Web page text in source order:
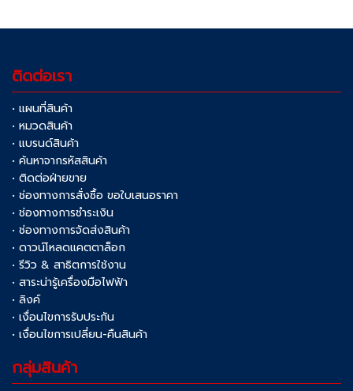
ติดต่อเรา
• แผนที่สินค้า
• หมวดสินค้า
• แบรนด์สินค้า
• ค้นหาจากรหัสสินค้า
• ติดต่อฝ่ายขาย
• ช่องทางการสั่งซื้อ ขอใบเสนอราคา
• ช่องทางการชำระเงิน
• ช่องทางการจัดส่งสินค้า
• ดาวน์โหลดแคตตาล็อก
• รีวิว & สาธิตการใช้งาน
• สาระน่ารู้เครื่องมือไฟฟ้า
• ลิงค์
• เงื่อนไขการรับประกัน
• เงื่อนไขการเปลี่ยน-คืนสินค้า
กลุ่มสินค้า